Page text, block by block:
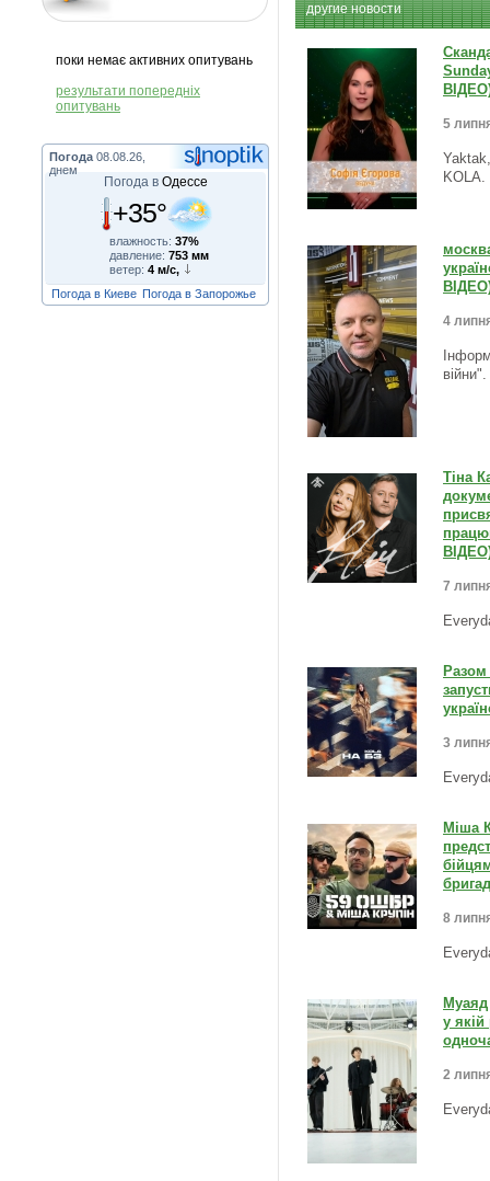
поки немає активних опитувань
результати попередніх
опитувань
Погода 08.08.26,
днем
Погода в Одессе
+35°
влажность: 37%
давление: 753 мм
ветер: 4 м/с,
Погода в Киеве Погода в Запорожье
другие новости
5
KOLA.
4
Тіна
7
3
Міша
8
Муаяд
у
2